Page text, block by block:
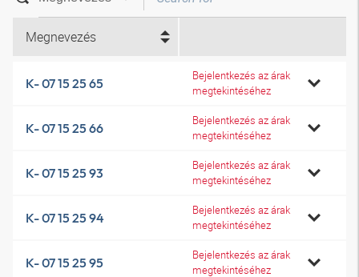
Megnevezés
K- 07 15 25 65
Bejelentkezés az árak
megtekintéséhez
K- 07 15 25 66
Bejelentkezés az árak
megtekintéséhez
K- 07 15 25 93
Bejelentkezés az árak
megtekintéséhez
K- 07 15 25 94
Bejelentkezés az árak
megtekintéséhez
K- 07 15 25 95
Bejelentkezés az árak
megtekintéséhez